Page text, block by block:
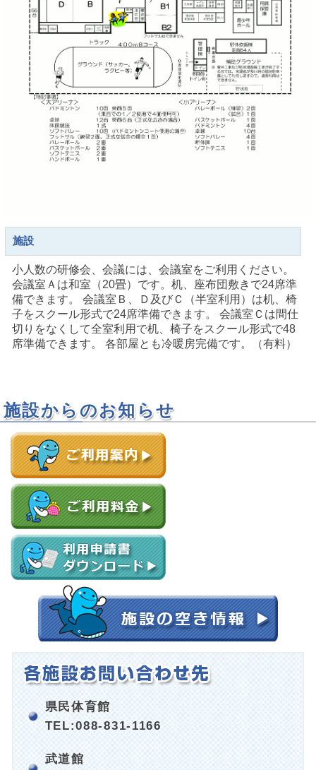
施設
小人数の研修会、会議には、会議室をご利用ください。
会議室Ａは和室（20畳）です。机、座布団敷きで24席準
備できます。 会議室Ｂ、Ｄ及びＣ（半室利用）は机、椅
子をスクール形式で24席準備できます。 会議室Ｃは間仕
切りをなくして全室利用で机、椅子をスクール形式で48
席準備できます。 各部屋とも冷暖房完備です。（有料）
施設からのお知らせ
県民体育館
TEL:088-831-1166
武道館